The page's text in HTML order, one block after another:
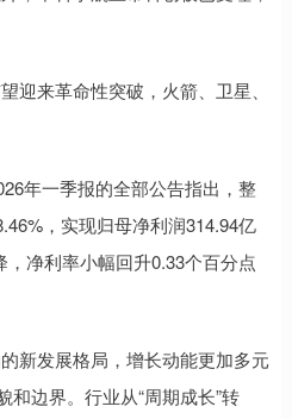
来革命性突破，火箭、卫星、
年一季报的全部公告指出，整
，实现归母净利润314.94亿
净利率小幅回升0.33个百分点
新发展格局，增长动能更加多元
边界。行业从“周期成长”转